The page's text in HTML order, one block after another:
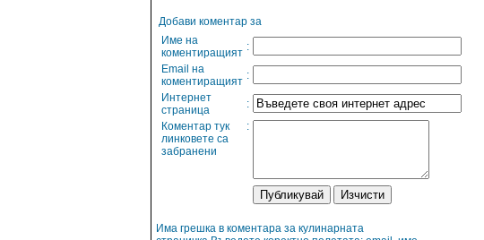
Добави коментар за
Име на
коментиращият :
Email на
коментиращият :
Интернет
страница
:
Коментар тук
линковете са
забранени
:
Има грешка в коментара за кулинарната